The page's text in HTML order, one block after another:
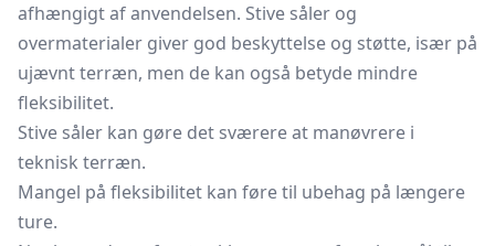
afhængigt af anvendelsen. Stive såler og
overmaterialer giver god beskyttelse og støtte, især på
ujævnt terræn, men de kan også betyde mindre
fleksibilitet.
Stive såler kan gøre det sværere at manøvrere i
teknisk terræn.
Mangel på fleksibilitet kan føre til ubehag på længere
ture.